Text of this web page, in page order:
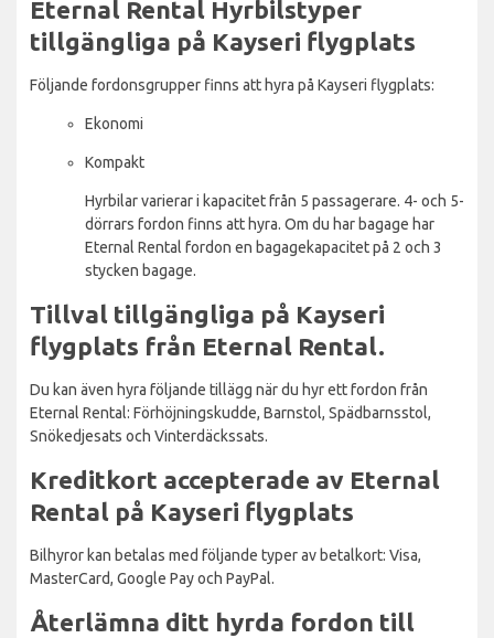
Eternal Rental Hyrbilstyper
tillgängliga på Kayseri flygplats
Följande fordonsgrupper finns att hyra på Kayseri flygplats:
Ekonomi
Kompakt
Hyrbilar varierar i kapacitet från 5 passagerare. 4- och 5-
dörrars fordon finns att hyra. Om du har bagage har
Eternal Rental fordon en bagagekapacitet på 2 och 3
stycken bagage.
Tillval tillgängliga på Kayseri
flygplats från Eternal Rental.
Du kan även hyra följande tillägg när du hyr ett fordon från
Eternal Rental: Förhöjningskudde, Barnstol, Spädbarnsstol,
Snökedjesats och Vinterdäckssats.
Kreditkort accepterade av Eternal
Rental på Kayseri flygplats
Bilhyror kan betalas med följande typer av betalkort: Visa,
MasterCard, Google Pay och PayPal.
Återlämna ditt hyrda fordon till